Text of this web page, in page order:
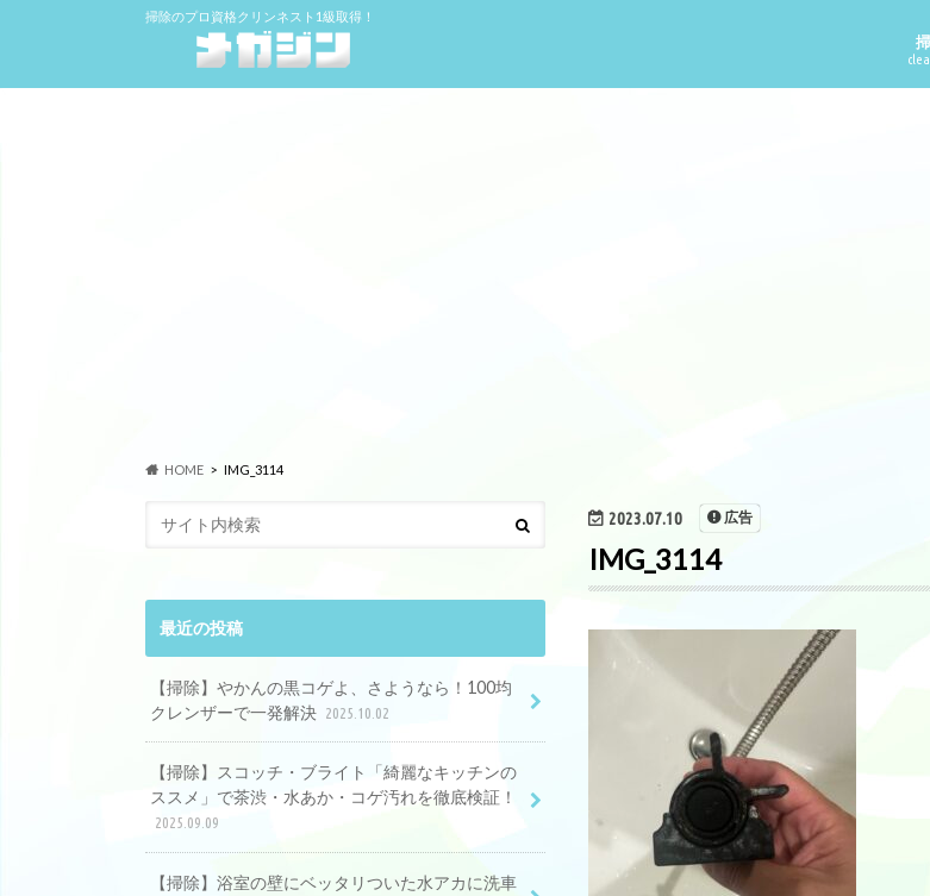
掃除のプロ資格クリンネスト1級取得！
HOME IMG_3114
2023.07.10 広告
IMG_3114
最近の投稿
【掃除】やかんの黒コゲよ、さようなら！100均
クレンザーで一発解決 2025.10.02
【掃除】スコッチ・ブライト「綺麗なキッチンの
ススメ」で茶渋・水あか・コゲ汚れを徹底検証！
2025.09.09
【掃除】浴室の壁にベッタリついた水アカに洗車